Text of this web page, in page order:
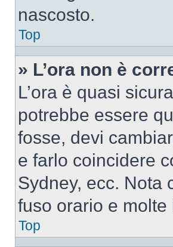
nascosto.
Top
» L’ora non è
L’ora è quasi
potrebbe essere
fosse, devi
e farlo coincidere
Sydney, ecc. Nota
fuso orario e
Top